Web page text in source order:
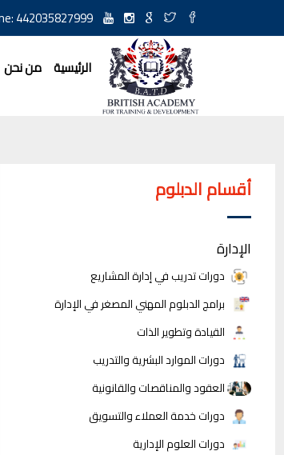
442035827999
الرئيسية من نحن
أقسام الدبلوم
الإدارة
دورات تدريب في إدارة المشاريع
برامج الدبلوم المهني المصغر في الإدارة
القيادة وتطوير الذات
دورات الموارد البشرية والتدريب
العقود والمناقصات والقانونية
دورات خدمة العملاء والتسويق
دورات العلوم الإدارية